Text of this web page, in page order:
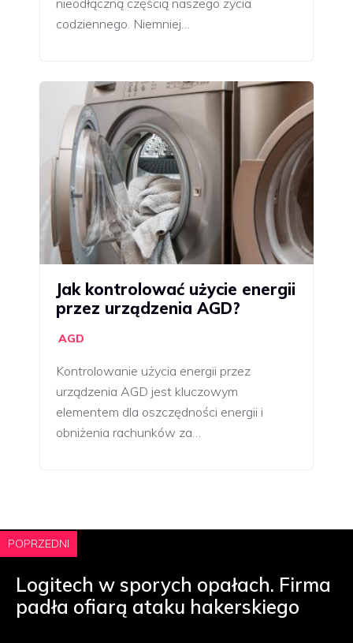
codziennego. Niemniej…
Jak kontrolować użycie energii
przez urządzenia AGD?
AGD
Kontrolowanie użycia energii przez
urządzenia AGD jest kluczowym
elementem dla oszczędności energii i
obniżenia rachunków za…
POPRZEDNI
Logitech w sporych opałach. Firma
padła ofiarą ataku hakerskiego